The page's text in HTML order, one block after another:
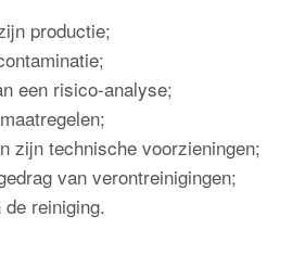
productie;
een risico-analyse;
zijn technische voorzieningen;
van verontreinigingen;
reiniging.